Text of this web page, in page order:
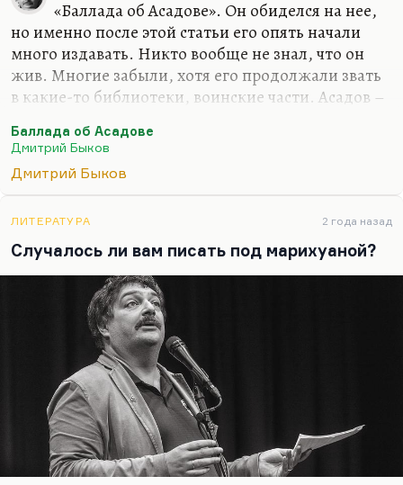
более четкой. Переводить с английского я буду
много. Вот «Март» переведу Кунищака, буду
«Сорделло» заканчивать. Конечно, я…
«Баллада об Асадове». Он обиделся на нее,
но именно после этой статьи его опять начали
много издавать. Никто вообще не знал, что он
жив. Многие забыли, хотя его продолжали звать
в какие-то библиотеки, воинские части. Асадов –
для советского нижнего этажа среднего класса.
Этим людям нужна своя поэзия. Это поэтическая
поп-культура, не лишенная ни морали, ни
находок. Безусловно, это важный человек.
Понимаете, в Советском Союзе была довольно
интеллигентная, довольно культурная попса
(хотя это нельзя назвать попсой). Вот ушел со
сцены Валерий Леонтьев. Сделал такое…
Баллада об Асадове
Дмитрий Быков
Дмитрий Быков
ЛИТЕРАТУРА 2 года назад
Случалось ли вам писать под марихуаной?